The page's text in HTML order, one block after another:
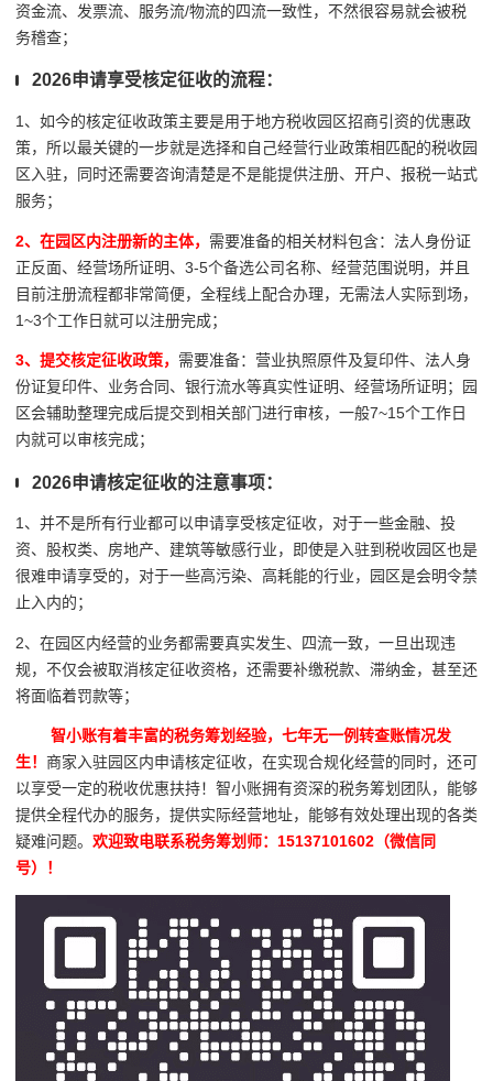
资金流、发票流、服务流/物流的四流一致性，不然很容易就会被税
务稽查；
2026申请享受核定征收的流程：
1、如今的核定征收政策主要是用于地方税收园区招商引资的优惠政
策，所以最关键的一步就是选择和自己经营行业政策相匹配的税收园
区入驻，同时还需要咨询清楚是不是能提供注册、开户、报税一站式
服务；
2、在园区内注册新的主体， 需要准备的相关材料包含：法人身份证
正反面、经营场所证明、3-5个备选公司名称、经营范围说明，并且
目前注册流程都非常简便，全程线上配合办理，无需法人实际到场，
1~3个工作日就可以注册完成；
3、提交核定征收政策， 需要准备：营业执照原件及复印件、法人身
份证复印件、业务合同、银行流水等真实性证明、经营场所证明；园
区会辅助整理完成后提交到相关部门进行审核，一般7~15个工作日
内就可以审核完成；
2026申请核定征收的注意事项：
1、并不是所有行业都可以申请享受核定征收，对于一些金融、投
资、股权类、房地产、建筑等敏感行业，即使是入驻到税收园区也是
很难申请享受的，对于一些高污染、高耗能的行业，园区是会明令禁
止入内的；
2、在园区内经营的业务都需要真实发生、四流一致，一旦出现违
规，不仅会被取消核定征收资格，还需要补缴税款、滞纳金，甚至还
将面临着罚款等；
智小账有着丰富的税务筹划经验，七年无一例转查账情况发
生！ 商家入驻园区内申请核定征收，在实现合规化经营的同时，还可
以享受一定的税收优惠扶持！智小账拥有资深的税务筹划团队，能够
提供全程代办的服务，提供实际经营地址，能够有效处理出现的各类
疑难问题。 欢迎致电联系税务筹划师：15137101602（微信同
号）！